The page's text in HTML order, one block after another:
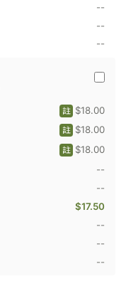
175
克
克
--
--
--
桂
Quaker
-
即
燕
片
味
克
(42
$18.00
註
$18.00
註
$18.00
註
--
--
$17.50
--
--
--